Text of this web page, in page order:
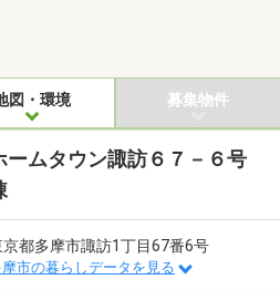
図・環境 募集物件
ームタウン諏訪６７－６号
京都多摩市諏訪1丁目67番6号
摩市の暮らしデータを見る